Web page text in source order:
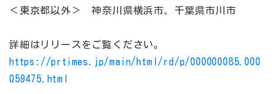
＜東京都以外＞ 神奈川県横浜市、千葉県市川市
詳細はリリースをご覧ください。
https://prtimes.jp/main/html/rd/p/000000085.000
059475.html